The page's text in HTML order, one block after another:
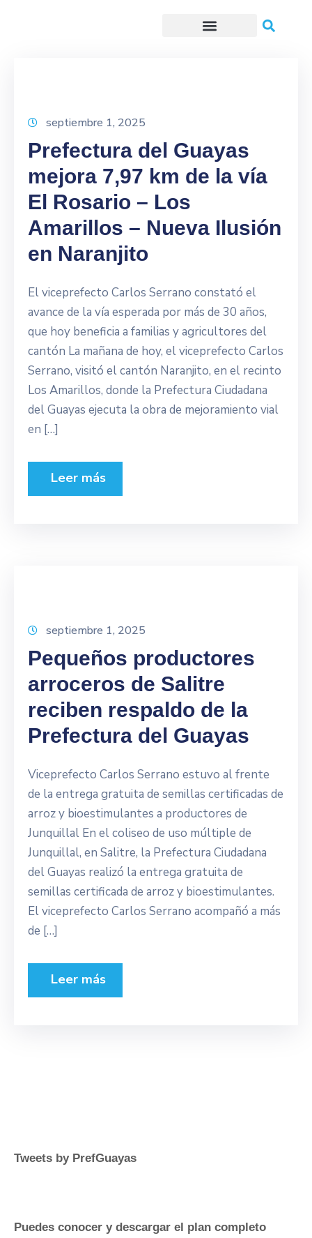
septiembre 1, 2025
Prefectura del Guayas
mejora 7,97 km de la vía
El Rosario – Los
Amarillos – Nueva Ilusión
en Naranjito
El viceprefecto Carlos Serrano constató el
avance de la vía esperada por más de 30 años,
que hoy beneficia a familias y agricultores del
cantón La mañana de hoy, el viceprefecto Carlos
Serrano, visitó el cantón Naranjito, en el recinto
Los Amarillos, donde la Prefectura Ciudadana
del Guayas ejecuta la obra de mejoramiento vial
en […]
Leer más
septiembre 1, 2025
Pequeños productores
arroceros de Salitre
reciben respaldo de la
Prefectura del Guayas
Viceprefecto Carlos Serrano estuvo al frente
de la entrega gratuita de semillas certificadas de
arroz y bioestimulantes a productores de
Junquillal En el coliseo de uso múltiple de
Junquillal, en Salitre, la Prefectura Ciudadana
del Guayas realizó la entrega gratuita de
semillas certificada de arroz y bioestimulantes.
El viceprefecto Carlos Serrano acompañó a más
de […]
Leer más
Tweets by PrefGuayas
Puedes conocer y descargar el plan completo